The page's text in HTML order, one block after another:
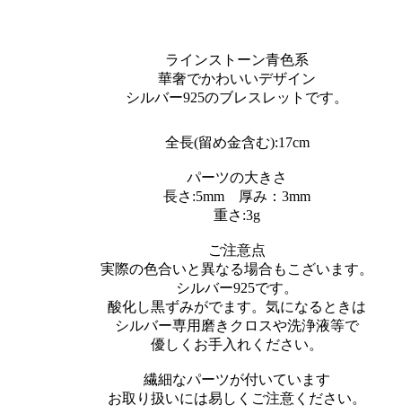
ラインストーン青色系
華奢でかわいいデザイン
シルバー925のブレスレットです。
全長(留め金含む):17cm
パーツの大きさ
長さ:5mm 厚み：3mm
重さ:3g
ご注意点
実際の色合いと異なる場合もこざいます。
シルバー925です。
酸化し黒ずみがでます。気になるときは
シルバー専用磨きクロスや洗浄液等で
優しくお手入れください。
繊細なパーツが付いています
お取り扱いには易しくご注意ください。